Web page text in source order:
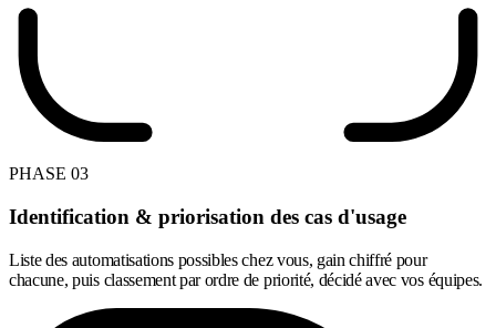
PHASE 03
Identification & priorisation des cas d'usage
Liste des automatisations possibles chez vous, gain chiffré pour
chacune, puis classement par ordre de priorité, décidé avec vos équipes.